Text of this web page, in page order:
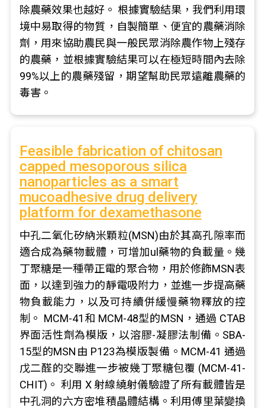
除農藥效果也越好。 根據實驗結果，我們利用環
境中易取得的物質，自製簡單、便宜的農藥消除
劑，用來協助農民與一般民眾消除農作物上殘存
的農藥，並根據實驗結果可以在極短時間內去除
99%以上的農藥殘留，期望幫助民眾遠離農藥的
毒害。
Feasible fabrication of chitosan
capped mesoporous silica
nanoparticles as a smart
mucoadhesive drug delivery
platform for dexamethasone
中孔二氧化矽納米顆粒(MSN)由於其高孔隙率而
適合成為藥物載體，可增加ul藥物的負載量。幾
丁聚糖是一種帶正電的聚合物，用於修飾MSN表
面，以達到強力的靜電吸附力，並進一步提高藥
物負載能力，以及可持續併緩慢藥物釋放的控
制。 MCM-41和 MCM-48型的MSN，通過 CTAB
界面活性劑為模版，以溶膠-凝膠法制備。SBA-
15型的MSN由 P123為模版製備。MCM-41 通過
戊二醛的交聯進一步被幾丁聚糖包覆 (MCM-41-
CHIT)。 利用 X 射線繞射儀驗證了所有載體皆是
中孔洞的六方密堆積晶體結構。利用傅里葉變換